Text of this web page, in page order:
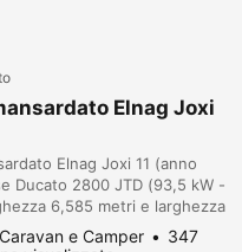
Elnag Joxi
Elnag Joxi 11 (anno
Ducato 2800 JTD (93,5 kW -
6,585 metri e larghezza
106.000. o Posti:
Caravan e Camper
347